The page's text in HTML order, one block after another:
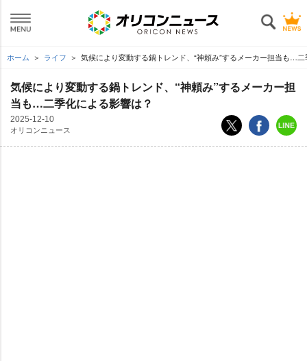
ホーム ライフ 気候により変動する鍋トレンド、“神頼み”するメーカー担当も…
気候により変動する鍋トレンド、“神頼み”するメーカー担
当も…二季化による影響は？
2025-12-10
オリコンニュース